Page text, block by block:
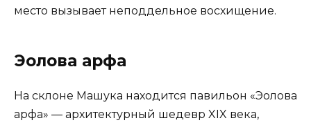
место вызывает неподдельное восхищение.
Эолова арфа
На склоне Машука находится павильон «Эолова
арфа» — архитектурный шедевр XIX века,